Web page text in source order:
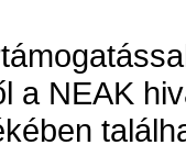
a NEAK